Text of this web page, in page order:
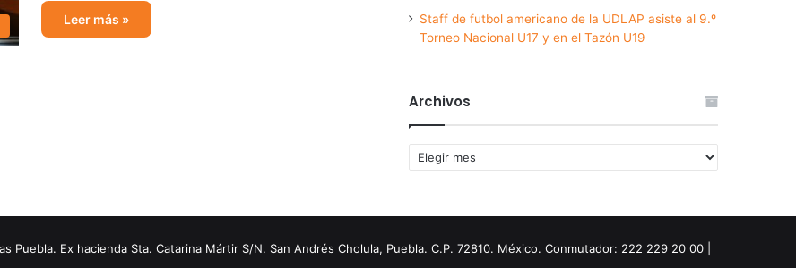
Leer más »
Staff de futbol americano de la UDLAP asiste al 9.º
Torneo Nacional U17 y en el Tazón U19
Archivos
Archivos
Ex hacienda Sta. Catarina Mártir S/N. San Andrés Cholula, Puebla. C.P. 72810. México. Conmutador: 222 229 20 00 |